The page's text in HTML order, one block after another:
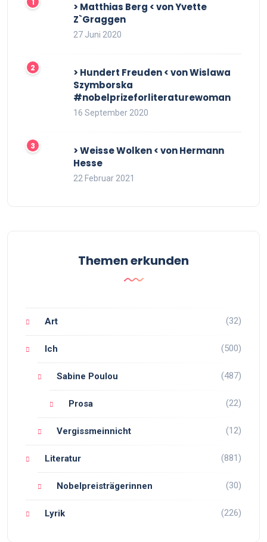
> Matthias Berg < von Yvette
Z`Graggen
27 Juni 2020
> Hundert Freuden < von Wislawa
Szymborska
#nobelprizeforliteraturewoman
16 September 2020
> Weisse Wolken < von Hermann
Hesse
22 Februar 2021
Themen erkunden
Art (32)
Ich (500)
Sabine Poulou (487)
Prosa (22)
Vergissmeinnicht (12)
Literatur (881)
Nobelpreisträgerinnen (30)
Lyrik (226)